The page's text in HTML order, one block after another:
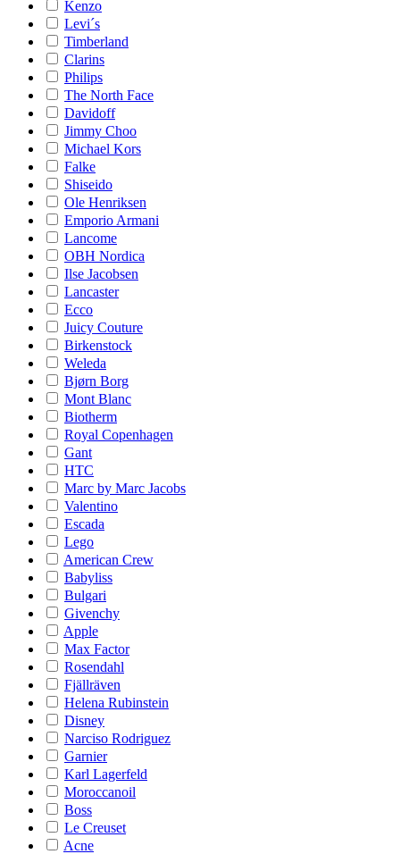
Kenzo
Levi´s
Timberland
Clarins
Philips
The North Face
Davidoff
Jimmy Choo
Michael Kors
Falke
Shiseido
Ole Henriksen
Emporio Armani
Lancome
OBH Nordica
Ilse Jacobsen
Lancaster
Ecco
Juicy Couture
Birkenstock
Weleda
Bjørn Borg
Mont Blanc
Biotherm
Royal Copenhagen
Gant
HTC
Marc by Marc Jacobs
Valentino
Escada
Lego
American Crew
Babyliss
Bulgari
Givenchy
Apple
Max Factor
Rosendahl
Fjällräven
Helena Rubinstein
Disney
Narciso Rodriguez
Garnier
Karl Lagerfeld
Moroccanoil
Boss
Le Creuset
Acne